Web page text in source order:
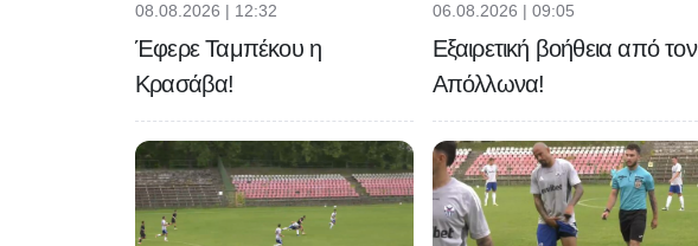
08.08.2026 | 12:32
Έφερε Ταμπέκου η
Κρασάβα!
06.08.2026 | 09:05
Εξαιρετική βοήθεια από τον
Απόλλωνα!